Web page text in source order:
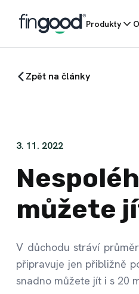
Produkty
Zpět na články
3. 11. 2022
můžete
V důchodu stráví
připravuje jen přibližně
snadno můžete jít i s 20